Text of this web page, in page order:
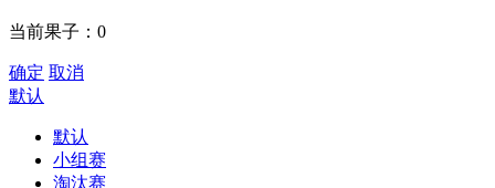
当前果子： 0
确定 取消
默认
默认
小组赛
淘汰赛